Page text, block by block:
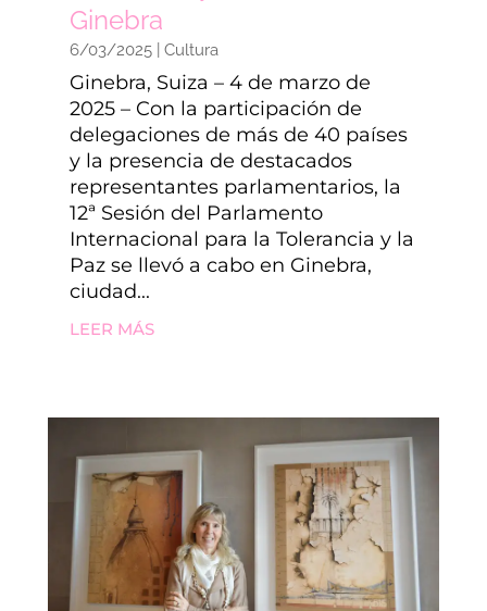
Ginebra
6/03/2025| Cultura
Ginebra, Suiza – 4 de marzo de
2025 – Con la participación de
delegaciones de más de 40 países
y la presencia de destacados
representantes parlamentarios, la
12ª Sesión del Parlamento
Internacional para la Tolerancia y la
Paz se llevó a cabo en Ginebra,
ciudad...
LEER MÁS